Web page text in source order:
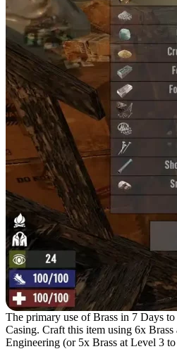
The primary use of Brass in 7 Days
Casing. Craft this item using 6x
Engineering (or 5x Brass at Level 3